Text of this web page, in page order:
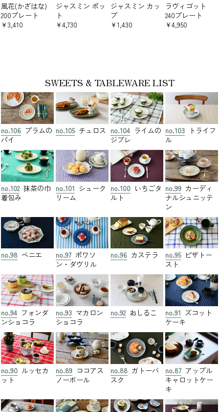
風花(かざはな)
200プレート
¥3,410
ジャスミン ポッ
ト
¥4,730
ジャスミン カッ
プ
¥1,430
ラヴィゴット
240プレート
¥4,950
SWEETS & TABLEWARE LIST
no.106 プラムの
パイ
no.105 チュロス no.104 ライムの
ジブレ
no.103
トライフ
ル
no.102 抹茶の巾
着包み
no.101 シューク
リーム
no.100 いちごタ
ルト
no.99 カーディ
ナルシュニッテ
ン
no.98 ベニエ no.97 ポワソ
ン・ダヴリル
no.96 カステラ no.95 ピザトー
スト
no.94 フォンダ
ンショコラ
no.93 マカロン
ショコラ
no.92 おしるこ no.91 ズコット
ケーキ
no.90 ルッセカ
ット
no.89 ココアス
ノーボール
no.88 ガトーバ
スク
no.87 アップル
キャロットケー
キ